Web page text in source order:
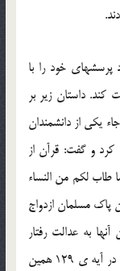
خود را با
داستان زیر بر
یکی از دانشمندان
و گفت: قرآن از
طاب لکم من النساء
پاک مسلمان ازدواج
به عدالت رفتار
نکنید، پس به یک همسر بسنده کنید.» از سوی دیگر در آیه ی 129 همین